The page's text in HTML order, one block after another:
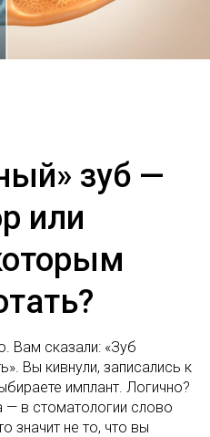
зуб —
или
Вам сказали: «Зуб
Вы кивнули, записались к
имплант. Логично?
в стоматологии слово
значит не то, что вы